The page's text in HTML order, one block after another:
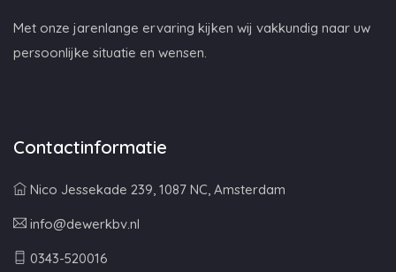
Met onze jarenlange ervaring kijken wij vakkundig naar uw
persoonlijke situatie en wensen.
Contactinformatie
Nico Jessekade 239, 1087 NC, Amsterdam
info@dewerkbv.nl
0343-520016